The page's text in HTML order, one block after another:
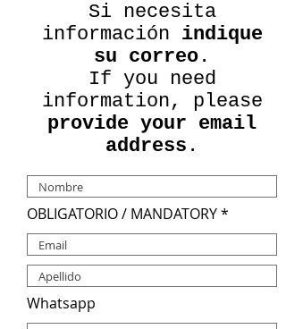
Si necesita
información indique
su correo .
If you need
information, please
provide your email
address .
OBLIGATORIO / MANDATORY
Whatsapp